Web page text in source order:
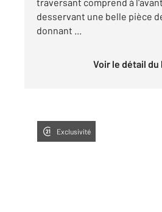
desservant une belle pièce
donnant ...
Voir le détail
Exclusivité